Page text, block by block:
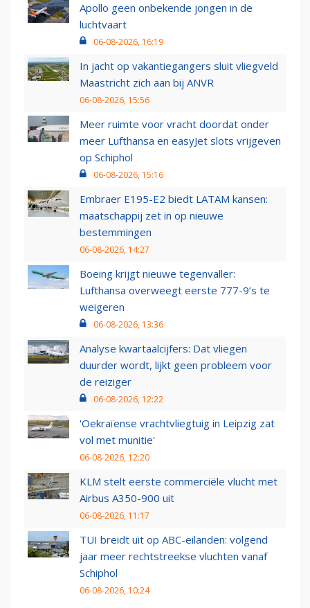
Apollo geen onbekende jongen in de
luchtvaart
06-08-2026, 16:19
In jacht op vakantiegangers sluit vliegveld
Maastricht zich aan bij ANVR
06-08-2026, 15:56
Meer ruimte voor vracht doordat onder
meer Lufthansa en easyJet slots vrijgeven
op Schiphol
06-08-2026, 15:16
Embraer E195-E2 biedt LATAM kansen:
maatschappij zet in op nieuwe
bestemmingen
06-08-2026, 14:27
Boeing krijgt nieuwe tegenvaller:
Lufthansa overweegt eerste 777-9’s te
weigeren
06-08-2026, 13:36
Analyse kwartaalcijfers: Dat vliegen
duurder wordt, lijkt geen probleem voor
de reiziger
06-08-2026, 12:22
'Oekraïense vrachtvliegtuig in Leipzig zat
vol met munitie'
06-08-2026, 12:20
KLM stelt eerste commerciële vlucht met
Airbus A350-900 uit
06-08-2026, 11:17
TUI breidt uit op ABC-eilanden: volgend
jaar meer rechtstreekse vluchten vanaf
Schiphol
06-08-2026, 10:24